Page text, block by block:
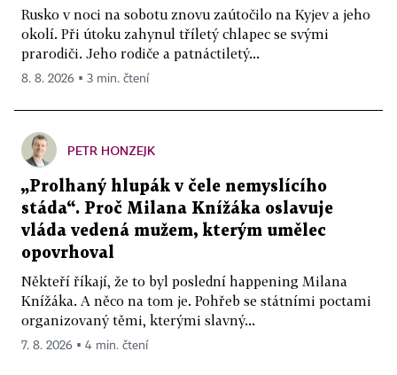
Rusko v noci na sobotu znovu zaútočilo na Kyjev a jeho
okolí. Při útoku zahynul tříletý chlapec se svými
prarodiči. Jeho rodiče a patnáctiletý...
8. 8. 2026 ▪ 3 min. čtení
PETR HONZEJK
„Prolhaný hlupák v čele nemyslícího
stáda“. Proč Milana Knížáka oslavuje
vláda vedená mužem, kterým umělec
opovrhoval
Někteří říkají, že to byl poslední happening Milana
Knížáka. A něco na tom je. Pohřeb se státními poctami
organizovaný těmi, kterými slavný...
7. 8. 2026 ▪ 4 min. čtení